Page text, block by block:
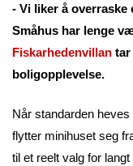
- Vi liker å
Småhus har lenge
Fiskarhedenvillan tar
boligopplevelse.
Når standarden
flytter minihuset seg
til et reelt valg for langt